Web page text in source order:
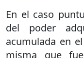
En el caso
del poder
acumulada en
misma que